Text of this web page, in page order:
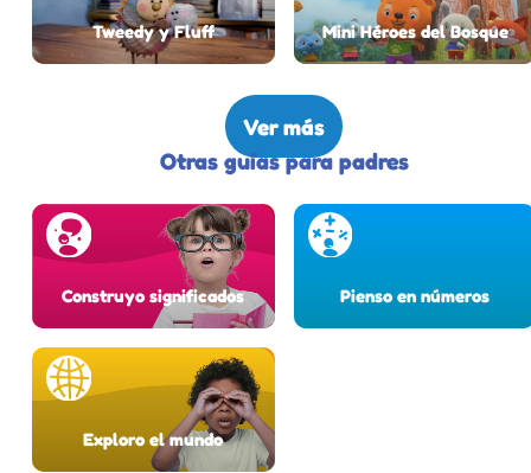
Tweedy y Fluff Mini Héroes del Bosque
Ver más
Otras guías para padres
Construyo significados Pienso en números
Exploro el mundo